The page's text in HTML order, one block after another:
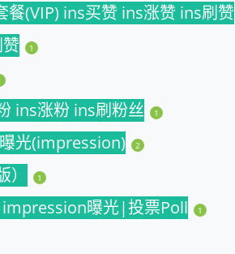
(VIP) ins买赞 ins涨赞 ins刷赞
1
ins涨粉 ins刷粉丝 1
光(impression) 2
1
曝光|投票Poll 1